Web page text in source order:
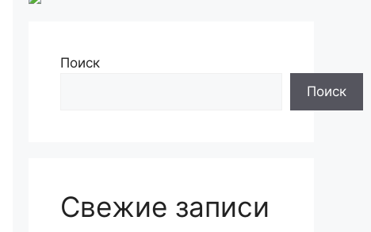
Поиск
Поиск
Свежие записи